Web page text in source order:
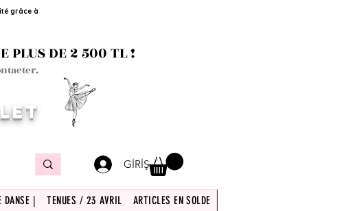
grâce à
PLUS DE 2 500 TL !
GİRİŞ
DANSE | TENUES / 23 AVRIL
ARTICLES EN SOLDE